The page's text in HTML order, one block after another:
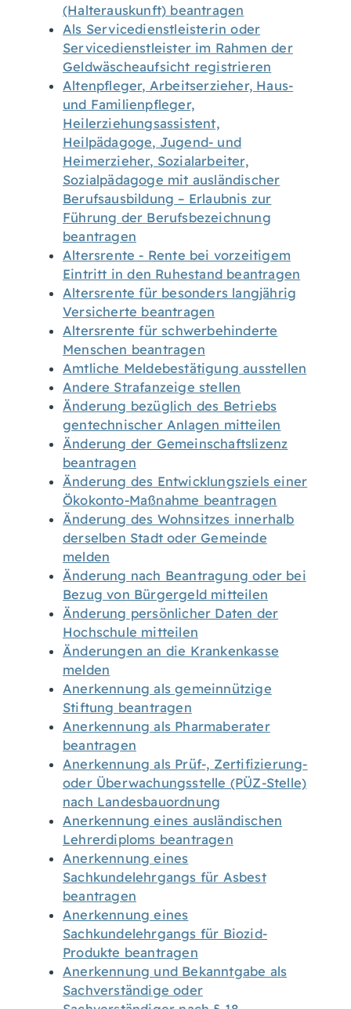
(Halterauskunft) beantragen
Als Servicedienstleisterin oder
Servicedienstleister im Rahmen der
Geldwäscheaufsicht registrieren
Altenpfleger, Arbeitserzieher, Haus-
und Familienpfleger,
Heilerziehungsassistent,
Heilpädagoge, Jugend- und
Heimerzieher, Sozialarbeiter,
Sozialpädagoge mit ausländischer
Berufsausbildung – Erlaubnis zur
Führung der Berufsbezeichnung
beantragen
Altersrente - Rente bei vorzeitigem
Eintritt in den Ruhestand beantragen
Altersrente für besonders langjährig
Versicherte beantragen
Altersrente für schwerbehinderte
Menschen beantragen
Amtliche Meldebestätigung ausstellen
Andere Strafanzeige stellen
Änderung bezüglich des Betriebs
gentechnischer Anlagen mitteilen
Änderung der Gemeinschaftslizenz
beantragen
Änderung des Entwicklungsziels einer
Ökokonto-Maßnahme beantragen
Änderung des Wohnsitzes innerhalb
derselben Stadt oder Gemeinde
melden
Änderung nach Beantragung oder bei
Bezug von Bürgergeld mitteilen
Änderung persönlicher Daten der
Hochschule mitteilen
Änderungen an die Krankenkasse
melden
Anerkennung als gemeinnützige
Stiftung beantragen
Anerkennung als Pharmaberater
beantragen
Anerkennung als Prüf-, Zertifizierung-
oder Überwachungsstelle (PÜZ-Stelle)
nach Landesbauordnung
Anerkennung eines ausländischen
Lehrerdiploms beantragen
Anerkennung eines
Sachkundelehrgangs für Asbest
beantragen
Anerkennung eines
Sachkundelehrgangs für Biozid-
Produkte beantragen
Anerkennung und Bekanntgabe als
Sachverständige oder